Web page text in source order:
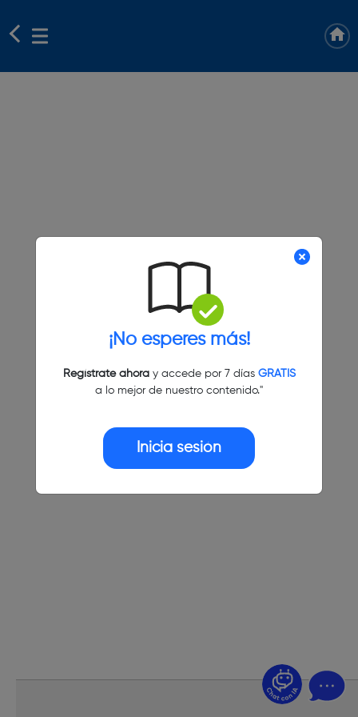
¡No esperes más!
Regístrate ahoray accede por 7 días GRATIS
a lo mejor de nuestro contenido."
Inicia sesión